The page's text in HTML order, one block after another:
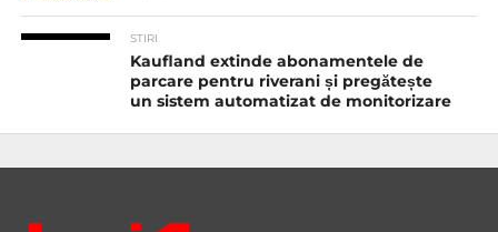
STIRI
Kaufland extinde abonamentele de
parcare pentru riverani și pregătește
un sistem automatizat de monitorizare